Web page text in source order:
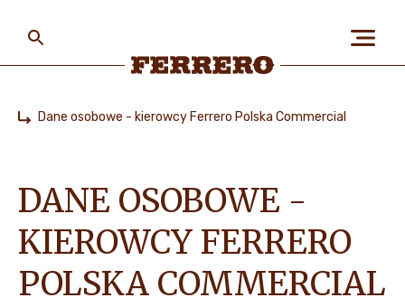
LUDZIE I PLANETA
NASZE MARKI I PRODUKTY
main
content
Dane osobowe - kierowcy Ferrero Polska Commercial
DANE OSOBOWE -
KIEROWCY FERRERO
POLSKA COMMERCIAL